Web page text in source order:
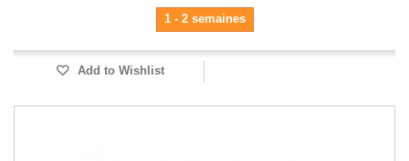
1 - 2 semaines
Add to Wishlist